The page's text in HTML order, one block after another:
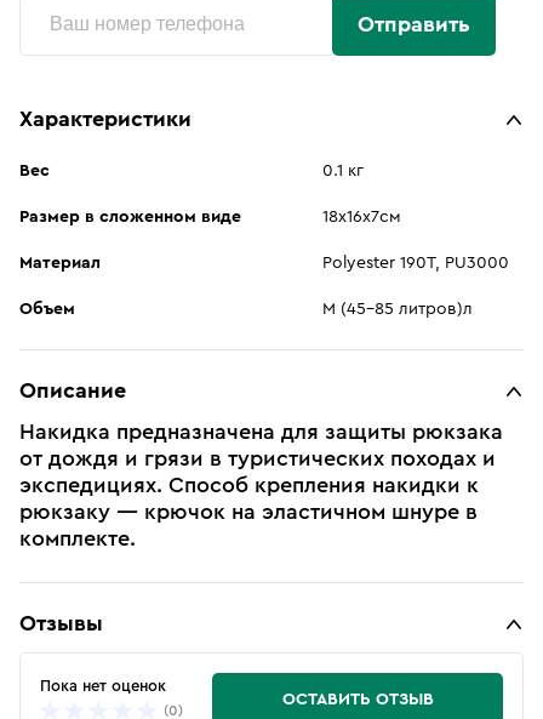
Отправить
Характеристики
Вес 0.1 кг
Размер в сложенном виде 18х16х7см
Материал Polyester 190T, PU3000
Объем M (45–85 литров)л
Описание
Накидка предназначена для защиты рюкзака
от дождя и грязи в туристических походах и
экспедициях. Способ крепления накидки к
рюкзаку — крючок на эластичном шнуре в
комплекте.
Отзывы
Пока нет оценок
(0)
ОСТАВИТЬ ОТЗЫВ